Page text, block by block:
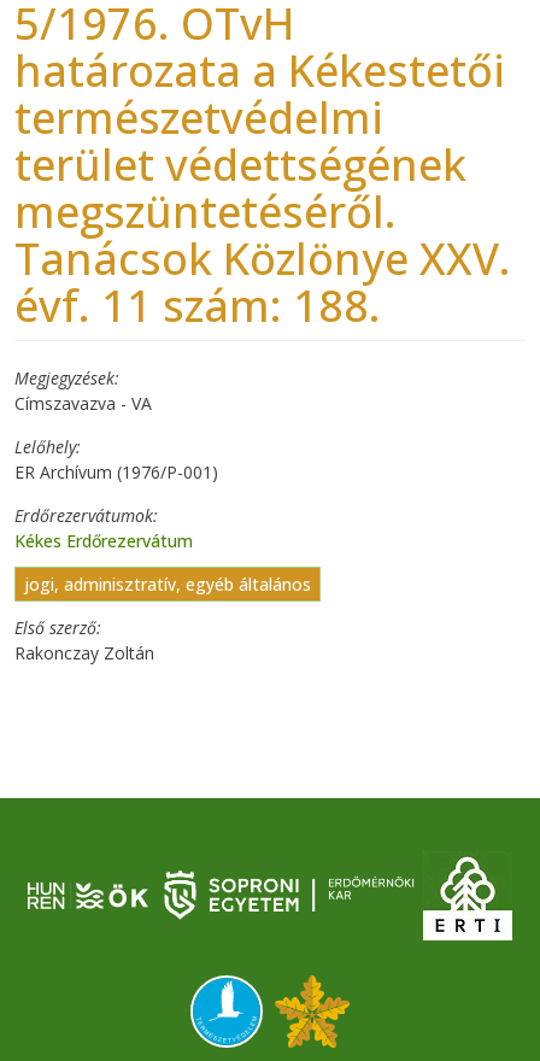
5/1976. OTvH
határozata a Kékestetői
természetvédelmi
terület védettségének
megszüntetéséről.
Tanácsok Közlönye XXV.
évf. 11 szám: 188.
Megjegyzések
Címszavazva - VA
Lelőhely
ER Archívum (1976/P-001)
Erdőrezervátumok
Kékes Erdőrezervátum
jogi, adminisztratív, egyéb általános
Első szerző
Rakonczay Zoltán